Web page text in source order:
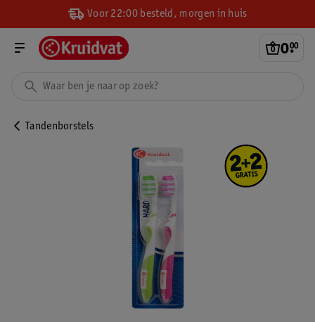
Voor 22:00 besteld, morgen in huis
0.
00
Tandenborstels